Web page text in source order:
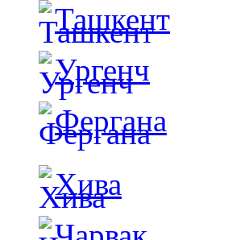
Ташкент
Ургенч
Фергана
Хива